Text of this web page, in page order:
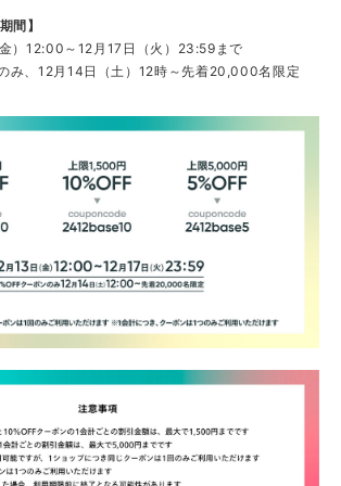
間】
）12:00～12月17日（火）23:59まで
み、12月14日（土）12時～先着20,000名限定